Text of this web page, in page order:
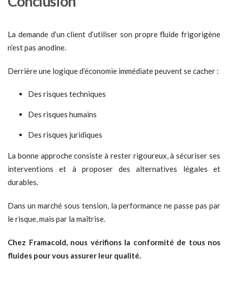
La demande d’un client d’utiliser son propre fluide frigorigène
n’est pas anodine.
Derrière une logique d’économie immédiate peuvent se cacher :
Des risques techniques
Des risques humains
Des risques juridiques
La bonne approche consiste à rester rigoureux, à sécuriser ses
interventions et à proposer des alternatives légales et
durables.
Dans un marché sous tension, la performance ne passe pas par
le risque, mais par la maîtrise.
Chez Framacold, nous vérifions la conformité de tous nos
fluides pour vous assurer leur qualité.